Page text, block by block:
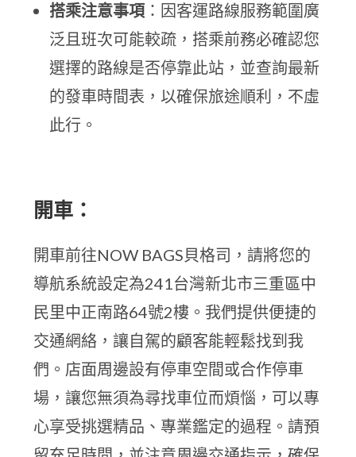
搭乘注意事項 ：因客運路線服務範圍廣
泛且班次可能較疏，搭乘前務必確認您
選擇的路線是否停靠此站，並查詢最新
的發車時間表，以確保旅途順利，不虛
此行。
開車：
開車前往NOW BAGS貝格司，請將您的
導航系統設定為241台灣新北市三重區中
民里中正南路64號2樓。我們提供便捷的
交通網絡，讓自駕的顧客能輕鬆找到我
們。店面周邊設有停車空間或合作停車
場，讓您無須為尋找車位而煩惱，可以專
心享受挑選精品、專業鑑定的過程。請預